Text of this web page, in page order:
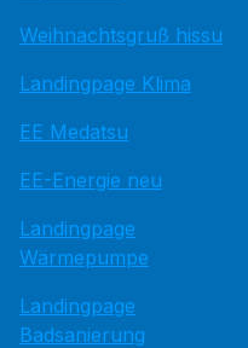
Weihnachtsgruß hissu
Landingpage Klima
EE Medatsu
EE-Energie neu
Landingpage
Wärmepumpe
Landingpage
Badsanierung